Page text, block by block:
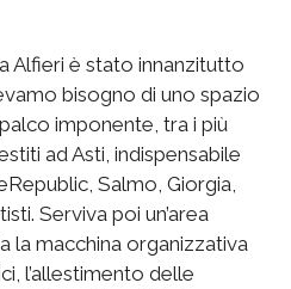
Alfieri è stato innanzitutto
bisogno di uno spazio
imponente, tra i più
ad Asti, indispensabile
Salmo, Giorgia,
Serviva poi un’area
la macchina organizzativa
l’allestimento delle